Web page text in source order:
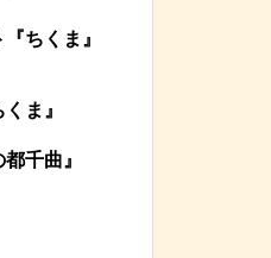
『ちくま 』
ま』
都千曲 』